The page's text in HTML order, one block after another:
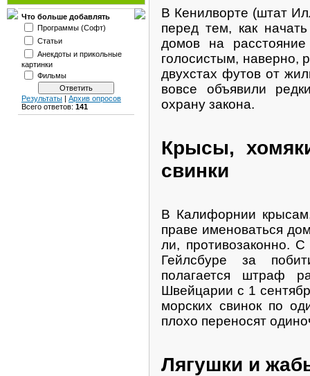
Что больше добавлять
Программы (Софт)
Статьи
Анекдоты и прикольные
картинки
Фильмы
Результаты | Архив опросов
Всего ответов: 141
В Кенилворте (штат
перед тем, как
домов на
голосистым, наверно,
двухстах футов от
вовсе объявили
охрану закона.
Крысы,
свинки
В Калифорнии
праве именоваться
ли, противозаконно.
Гейлсбуре за
полагается штраф
Швейцарии с 1
морских свинок по
плохо переносят
Лягушки и